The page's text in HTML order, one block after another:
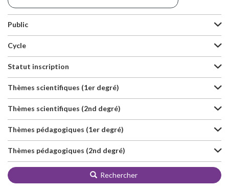
Public
Cycle
Statut inscription
Thèmes scientifiques (1er degré)
Thèmes scientifiques (2nd degré)
Thèmes pédagogiques (1er degré)
Thèmes pédagogiques (2nd degré)
Rechercher